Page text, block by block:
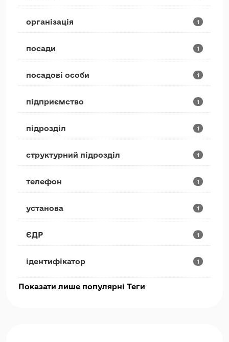
організація 1
посади 1
посадові особи 1
підприємство 1
підрозділ 1
структурний підрозділ 1
телефон 1
установа 1
ЄДР 1
ідентифікатор 1
Показати лише популярні Теги